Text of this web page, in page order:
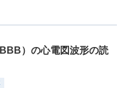
）の心電図波形の読